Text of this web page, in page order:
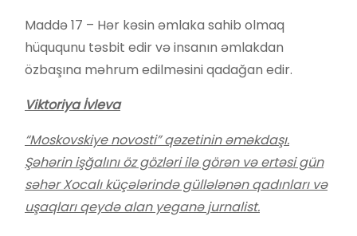
Maddə 17 – Hər kəsin əmlaka sahib olmaq
hüququnu təsbit edir və insanın əmlakdan
özbaşına məhrum edilməsini qadağan edir.
Viktoriya İvleva
“Moskovskiye novosti” qəzetinin əməkdaşı.
Şəhərin işğalını öz gözləri ilə görən və ertəsi gün
səhər Xocalı küçələrində güllələnən qadınları və
uşaqları qeydə alan yeganə jurnalist.